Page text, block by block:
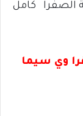
الصفرا كامل
وي سيما